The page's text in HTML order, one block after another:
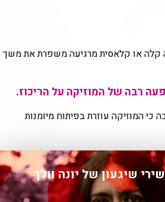
קלה או קלאסית מרגיעה משפרת את משך
רבה של המוזיקה על הריכוז.
כי המוזיקה עוזרת בפיתוח מיומנות
שירי שיגעון של יונה וולך